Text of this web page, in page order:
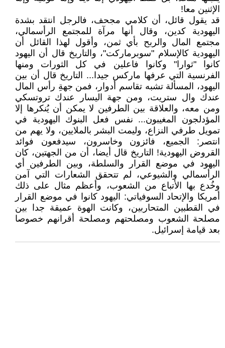
الإثنين معا!
قد يقول قائل، أن كلامي مجحف، فالرجل انتقد بشدة
اليهودية كدين، وقال أنها مرآة للمجتمع الرأسمالي،
مجتمع المال والربح بأي ثمن، وأقول لهذا القائل أن
اليهودية كالإسلام "سوبرماركت"، والتاريخ قال أن اليهود
كانوا "ثوارا" وكانوا فاعلين في كل الثورات ومنها
الفرنسية التي عرفها ماركس جيدا... التاريخ قال أن بين
اليهود، المسألة تشبه تقاسم أدوار، فمن جهةِ رأس المال
عندك وال ستريت، ومن جهة اليسار عندك تروتسكي
ومن معه، والعلاقة بين الطرفين لا يمكن أن يُنكرها إلا
المؤدلجون المغيبون... نفس فعل البنوك اليهودية في
تمويل طرفي النزاع، وليمت البشر بالملايين، ولا يهم من
انتصر: الجميع، فائزون وخاسرون، سيدفعون فوائد
القروض اليهودية! التاريخ قال أيضا، أن من الجهتين، كان
اليهود في موضع القرار والسلطة، وبين الطرفين أي
الرأسمالي والشيوعي، لم تتحقق الشعارات التي آمن
وخُدع بها الأتباع من الشعوب، وأعظم مثال على ذلك
أمريكا والإتحاد السوفياتي: اليهود كانوا في موضع القرار
في القطبين المتحاربين، وكانت الهوة عميقة جدا بين
مصلحة الشعوب ومصلحتهم ومصلحة أقرانهم خصوصا
بعد قيامة إسرائيل.